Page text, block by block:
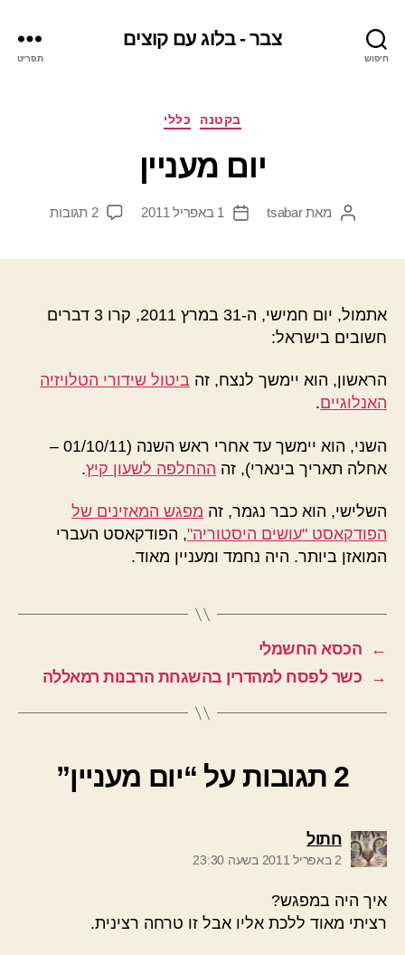
חיפוש
צבר - בלוג עם קוצים
תפריט
קטגוריותבקטנה כללי
יום מעניין
המחבר
מאתtsabar
תאריך
1 באפריל 2011 2 תגובות
על
אתמול, יום חמישי, ה-31 במרץ 2011, קרו 3 דברים
חשובים בישראל:
הראשון, הוא יימשך לנצח, זה ביטול שידורי הטלויזיה
האנלוגיים.
השני, הוא יימשך עד אחרי ראש השנה (01/10/11 –
אחלה תאריך בינארי), זה ההחלפה לשעון קיץ.
השלישי, הוא כבר נגמר, זה מפגש המאזינים של
הפודקאסט "עושים היסטוריה", הפודקאסט העברי
המואזן ביותר. היה נחמד ומעניין מאוד.
←
הכסא החשמלי
→
כשר לפסח למהדרין בהשגחת הרבנות רמאללה
2 תגובות על “יום מעניין”
חתולאומר:
2 באפריל 2011 בשעה 23:30
איך היה במפגש?
רציתי מאוד ללכת אליו אבל זו טרחה רצינית.